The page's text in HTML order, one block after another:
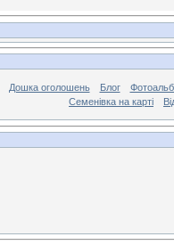
Дошка оголошень Блог
Семенівка на карті